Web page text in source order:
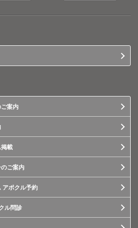
案内
載
のご案内
アポクル予約
ル問診